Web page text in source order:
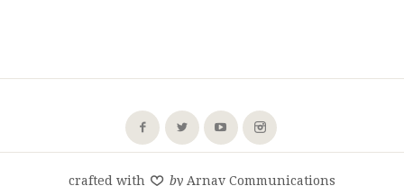
crafted with by Arnav Communications